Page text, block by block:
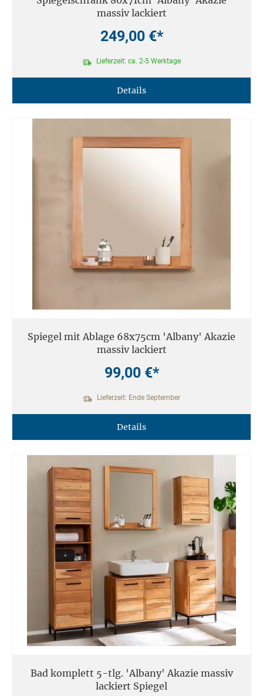
massiv lackiert
249,00 €*
Lieferzeit: ca. 2-5 Werktage
Details
Spiegel mit Ablage 68x75cm 'Albany' Akazie
massiv lackiert
99,00 €*
Lieferzeit: Ende September
Details
Bad komplett 5-tlg. 'Albany' Akazie massiv
lackiert Spiegel